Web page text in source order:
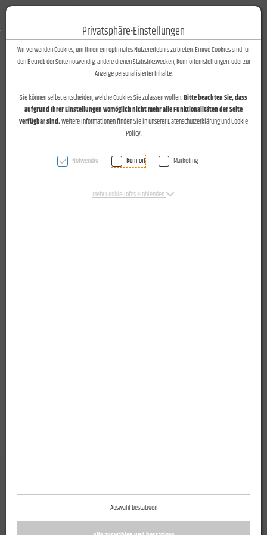
Zum Inhalt springen [AK + 0]
Zum Hauptmenü springen [AK + 1]
Zum Footer-Menü unten (angedockt an Browserrand) springen [AK + 2]
Zum Widget-Menü rechts springen [AK + 3]
Zu den Inhalten im Fußbereich springen [AK + 4]
Neujahrsempfang des Wirtschaftsforums für Führungskräfte
in der Lounge des "Dogana" in Feldkirch am 9.1.2015
Privatsphäre-Einstellungen
Wir verwenden Cookies, um Ihnen ein optimales Nutzererlebnis zu bieten. Einige Cookies sind für
den Betrieb der Seite notwendig, andere dienen Statistikzwecken, Komforteinstellungen, oder zur
Anzeige personalisierter Inhalte.
Sie können selbst entscheiden, welche Cookies Sie zulassen wollen.Bitte beachten Sie, dass
aufgrund Ihrer Einstellungen womöglich nicht mehr alle Funktionalitäten der Seite
verfügbar sind.Weitere Informationen finden Sie in unserer Datenschutzerklärung und Cookie
Policy.
Notwendig Komfort Marketing
Mehr Cookie-Infos einblenden
Auswahl bestätigen